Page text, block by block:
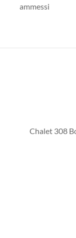
ammessi